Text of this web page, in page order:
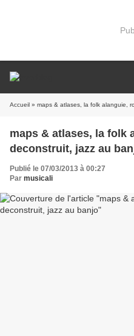
Accueil » maps & atlases, la folk alanguie,
maps & atlases, la folk
deconstruit, jazz au
Publié le 07/03/2013 à 00:27
Par musicali